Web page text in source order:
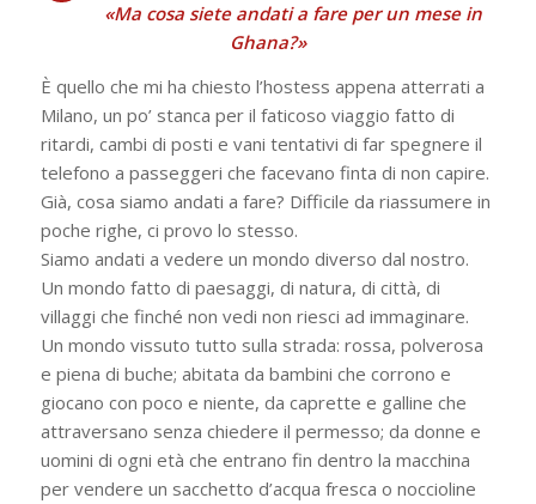
«Ma cosa siete andati a fare per un mese in
Ghana?»
È quello che mi ha chiesto l’hostess appena atterrati a
Milano, un po’ stanca per il faticoso viaggio fatto di
ritardi, cambi di posti e vani tentativi di far spegnere il
telefono a passeggeri che facevano finta di non capire.
Già, cosa siamo andati a fare? Difficile da riassumere in
poche righe, ci provo lo stesso.
Siamo andati a vedere un mondo diverso dal nostro.
Un mondo fatto di paesaggi, di natura, di città, di
villaggi che finché non vedi non riesci ad immaginare.
Un mondo vissuto tutto sulla strada: rossa, polverosa
e piena di buche; abitata da bambini che corrono e
giocano con poco e niente, da caprette e galline che
attraversano senza chiedere il permesso; da donne e
uomini di ogni età che entrano fin dentro la macchina
per vendere un sacchetto d’acqua fresca o noccioline